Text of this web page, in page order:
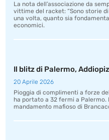
La nota dell’associazione da
vittime del racket: “Sono storie
una volta, quanto sia
economici.
Il blitz di Palermo,
20 Aprile 2026
Pioggia di complimenti a forze
ha portato a 32 fermi a Palermo.
mandamento mafioso di